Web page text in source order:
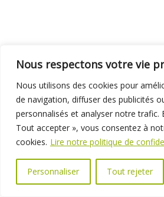
Nous respectons votre vie
Nous utilisons des cookies pour
de navigation, diffuser des publicités
personnalisés et analyser notre trafic.
Tout accepter », vous consentez à
cookies. Lire notre politique de
Personnaliser Tout rejeter
01 69 31 72 10 01 69 31 37 31
Espace élus
Marchés